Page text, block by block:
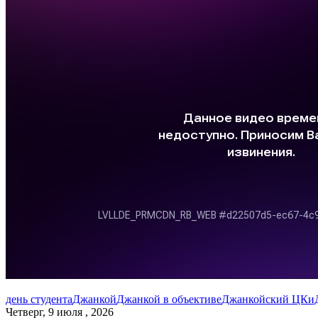
день студентаДжанкойДжанкой в объективеДжанкойский
Четверг, 9 июля , 2026